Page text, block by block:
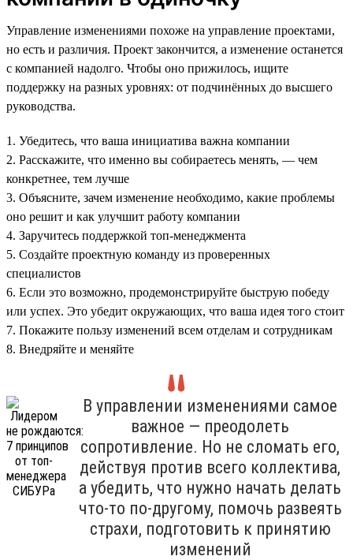
Управление изменениями похоже на управление проектами,
но есть и различия. Проект закончится, а изменение останется
с компанией надолго. Чтобы оно прижилось, ищите
поддержку на разных уровнях: от подчинённых до высшего
руководства.
1. Убедитесь, что ваша инициатива важна компании
2. Расскажите, что именно вы собираетесь менять, — чем
конкретнее, тем лучше
3. Объясните, зачем изменение необходимо, какие проблемы
оно решит и как улучшит работу компании
4. Заручитесь поддержкой топ-менеджмента
5. Создайте проектную команду из проверенных
специалистов
6. Если это возможно, продемонстрируйте быструю победу
или успех. Это убедит окружающих, что ваша идея того стоит
7. Покажите пользу изменений всем отделам и сотрудникам
8. Внедряйте и меняйте
В управлении изменениями самое
важное — преодолеть
сопротивление. Но не сломать его,
действуя против всего коллектива,
а убедить, что нужно начать делать
что-то по-другому, помочь развеять
страхи, подготовить к принятию
изменений